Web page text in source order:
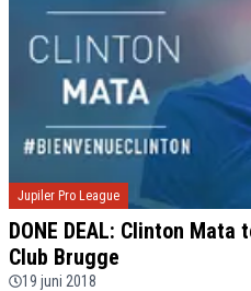
Jupiler Pro League
DONE DEAL: Clinton
Club Brugge
19 juni 2018